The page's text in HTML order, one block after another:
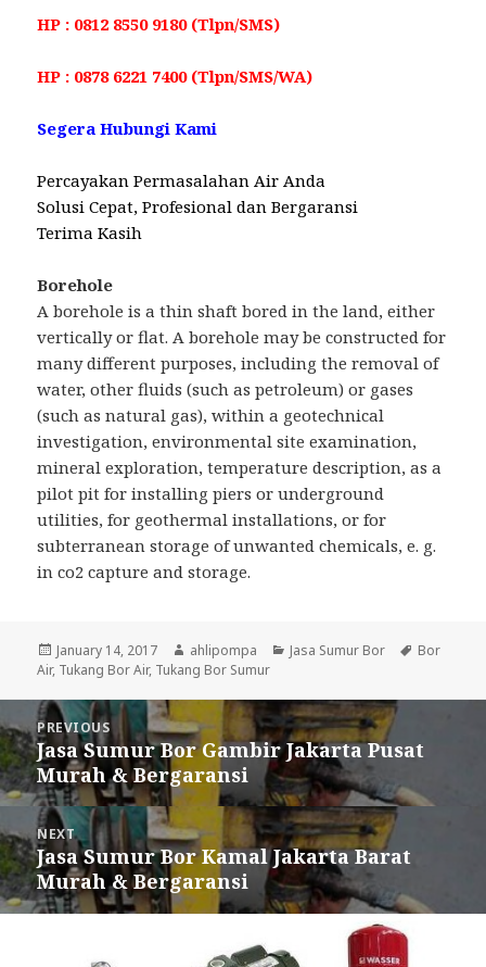
HP : 0812 8550 9180 (Tlpn/SMS)
HP : 0878 6221 7400 (Tlpn/SMS/WA)
Segera Hubungi Kami
Percayakan Permasalahan Air Anda
Solusi Cepat, Profesional dan Bergaransi
Terima Kasih
Borehole
A borehole is a thin shaft bored in the land, either
vertically or flat. A borehole may be constructed for
many different purposes, including the removal of
water, other fluids (such as petroleum) or gases
(such as natural gas), within a geotechnical
investigation, environmental site examination,
mineral exploration, temperature description, as a
pilot pit for installing piers or underground
utilities, for geothermal installations, or for
subterranean storage of unwanted chemicals, e. g.
in co2 capture and storage.
Posted
on
January 14, 2017 Author
ahlipompa Categories
Jasa Sumur Bor Tags
Bor
Air, Tukang Bor Air, Tukang Bor Sumur
Post
navigation
PREVIOUS
Previous
post:
Jasa Sumur Bor Gambir Jakarta Pusat
Murah & Bergaransi
NEXT
Next
post:
Jasa Sumur Bor Kamal Jakarta Barat
Murah & Bergaransi